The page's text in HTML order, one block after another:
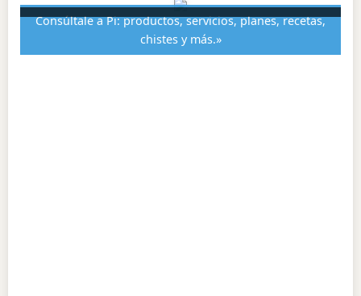
Consúltale a Pi: productos, servicios, planes, recetas,
chistes y más.»